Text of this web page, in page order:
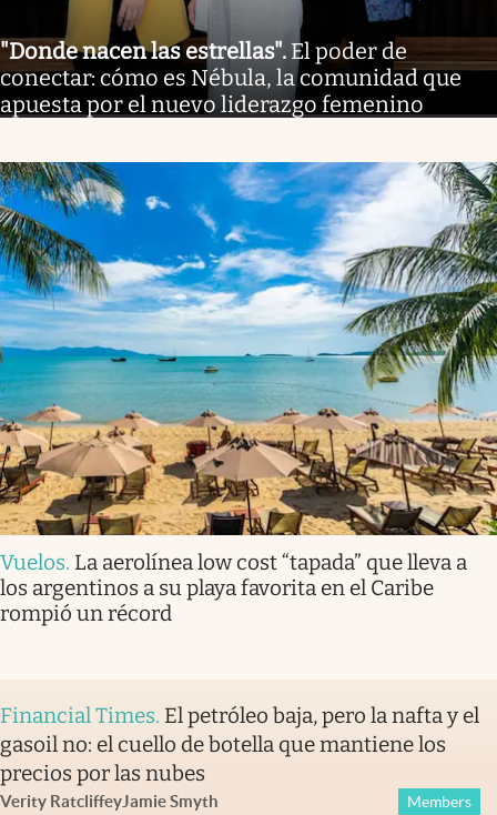
"Donde nacen las estrellas". El poder de
conectar: cómo es Nébula, la comunidad que
apuesta por el nuevo liderazgo femenino
Vuelos. La aerolínea low cost “tapada” que lleva a
los argentinos a su playa favorita en el Caribe
rompió un récord
Financial Times. El petróleo baja, pero la nafta y el
gasoil no: el cuello de botella que mantiene los
precios por las nubes
Verity RatcliffeyJamie Smyth Members